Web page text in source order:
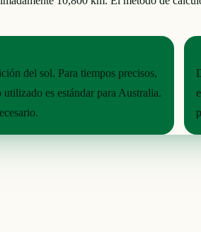
del sol. Para tiempos precisos,
es estándar para Australia.